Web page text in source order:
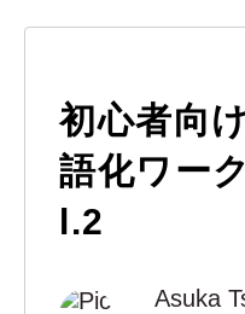
初心者向
語化ワー
l.2
Asuka